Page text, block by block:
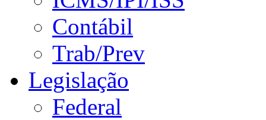
Contábil
Trab/Prev
Legislação
Federal